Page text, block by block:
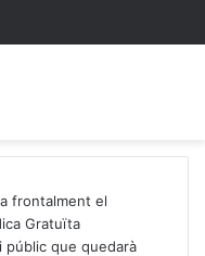
frontalment el
Gratuïta
que quedarà